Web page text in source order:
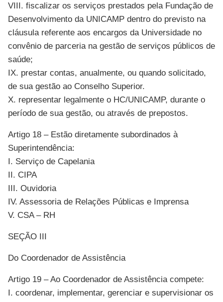
VIII. fiscalizar os serviços prestados pela Fundação de
Desenvolvimento da UNICAMP dentro do previsto na
cláusula referente aos encargos da Universidade no
convênio de parceria na gestão de serviços públicos de
saúde;
IX. prestar contas, anualmente, ou quando solicitado,
de sua gestão ao Conselho Superior.
X. representar legalmente o HC/UNICAMP, durante o
período de sua gestão, ou através de prepostos.
Artigo 18 – Estão diretamente subordinados à
Superintendência:
I. Serviço de Capelania
II. CIPA
III. Ouvidoria
IV. Assessoria de Relações Públicas e Imprensa
V. CSA – RH
SEÇÃO III
Do Coordenador de Assistência
Artigo 19 – Ao Coordenador de Assistência compete:
I. coordenar, implementar, gerenciar e supervisionar os